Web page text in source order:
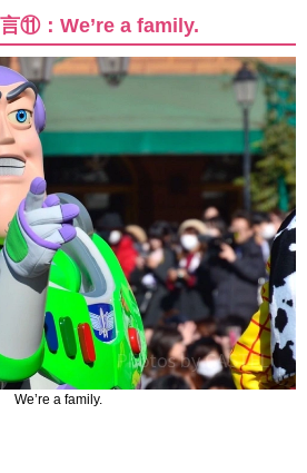
⑪：We’re a family.
We’re a family.